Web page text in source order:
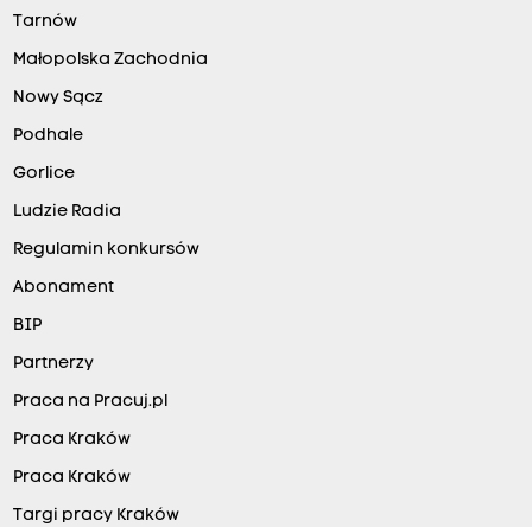
Tarnów
Małopolska Zachodnia
Nowy Sącz
Podhale
Gorlice
Ludzie Radia
Regulamin konkursów
Abonament
BIP
Partnerzy
Praca na Pracuj.pl
Praca Kraków
Praca Kraków
Targi pracy Kraków